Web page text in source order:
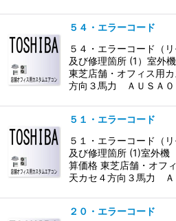
５４・エラーコード
５４・エラーコード（
及び修理箇所 (1）室外
東芝店舗・オフィス用
方向３馬力 ＡＵＳＡ
５１・エラーコード
５１・エラーコード（
及び修理箇所 (1)室外
算価格 東芝店舗・オフ
天カセ４方向３馬力
２０・エラーコード